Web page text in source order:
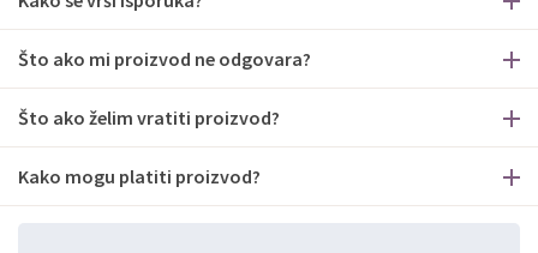
Što ako mi proizvod ne odgovara?
Što ako želim vratiti proizvod?
Kako mogu platiti proizvod?